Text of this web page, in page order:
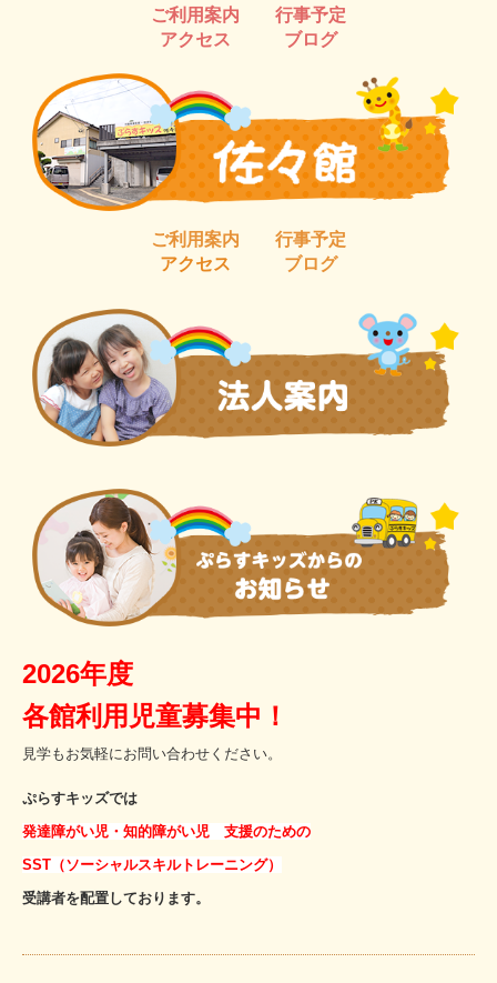
2026年度
各館利用児童募集中！
見学もお気軽にお問い合わせください。
ぷらすキッズでは
発達障がい児・知的障がい児 支援のための
SST（ソーシャルスキルトレーニング）
受講者を配置しております。
ご利用案内
行事予定
アクセス
ブログ
ご利用案内
行事予定
アクセス
ブログ